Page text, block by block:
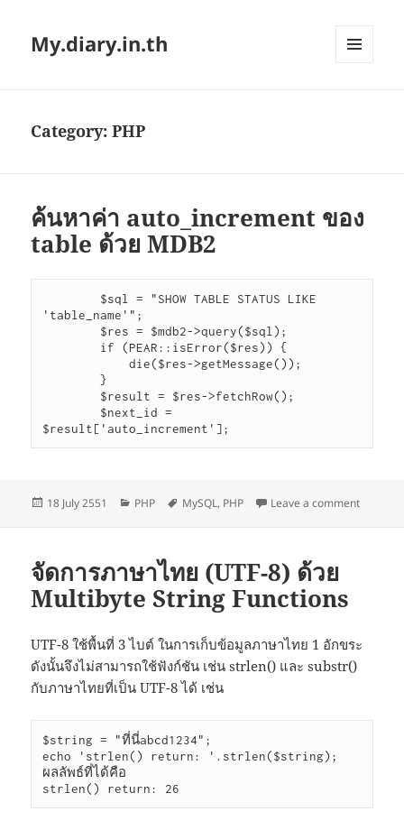
My.diary.in.th
Category:PHP
ค้นหาค่า auto_increment ของ
table ด้วย MDB2
$sql = "SHOW TABLE STATUS LIKE
'table_name'";
$res = $mdb2->query($sql);
if (PEAR::isError($res)) {
die($res->getMessage());
}
$result = $res->fetchRow();
$next_id =
$result['auto_increment'];
Posted
18 July 2551 Categories
PHP Tags
MySQL, PHP Leave a commenton ค้นห
จัดการภาษาไทย (UTF-8) ด้วย
Multibyte String Functions
UTF-8 ใช้พื้นที่ 3 ไบต์ ในการเก็บข้อมูลภาษาไทย 1 อักขระ
ดังนั้นจึงไม่สามารถใช้ฟังก์ชัน เช่น strlen() และ substr()
กับภาษาไทยที่เป็น UTF-8 ได้ เช่น
$string = "ที่นี่abcd1234";
echo 'strlen() return: '.strlen($string);
ผลลัพธ์ที่ได้คือ
strlen() return: 26